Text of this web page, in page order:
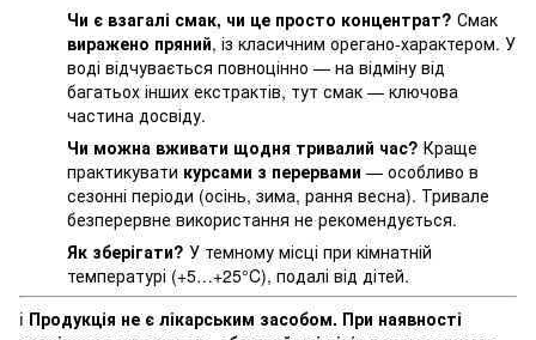
Чи є взагалі смак, чи це просто концентрат? Смак
виражено пряний, із класичним орегано-характером. У
воді відчувається повноцінно — на відміну від
багатьох інших екстрактів, тут смак — ключова
частина досвіду.
Чи можна вживати щодня тривалий час? Краще
практикувати курсами з перервами — особливо в
сезонні періоди (осінь, зима, рання весна). Тривале
безперервне використання не рекомендується.
Як зберігати? У темному місці при кімнатній
температурі (+5…+25°C), подалі від дітей.
ℹ️ Продукція не є лікарським засобом. При наявності